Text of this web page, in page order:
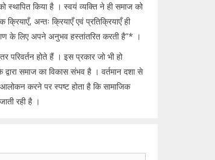
स्थापित किया है । स्वयं व्यक्ति ने ही समाज को
अन्तः क्रियाएँ एवं प्रतिक्रियाएँ ही
के लिए अपने अनुभव हस्तांतरित करती है”* ।
परिवर्तन होते हैं । इस प्रकार जो भी हो
समाज का विकास संभव है । वर्तमान दशा से
करने पर स्पष्ट होता है कि सामाजिक
रही है ।